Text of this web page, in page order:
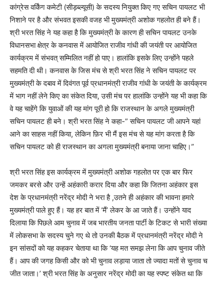
कांग्रेस वर्किंग कमेटी (सीड़ब्ल्यूसी) के सदस्य नियुक्त किए गए सचिन पायलट भी
निशाने पर है और संभवत इसकी वजह भी मुख्यमंत्री अशोक गहलोत ही बने हैं।
श्री भरत सिंह ने यह कहा है कि मुख्यमंत्री के कारण ही सचिन पायलट उनके
विधानसभा क्षेत्र के कनवास में आयोजित राजीव गांधी की जयंती पर आयोजित
कार्यक्रम में संभवत् सम्मिलित नहीं हो पाए। हालांकि इसके लिए उन्होंने पहले
सहमति दी थी। कनवास के जिस मंच से श्री भरत सिंह ने सचिन पायलट पर
मुख्यमंत्री के दबाव में दिवंगत पूर्व प्रधानमंत्री राजीव गांधी के जयंती के कार्यक्रम
में भाग नहीं लेने किए का संकेत दिया, उसी मंच पर हालांकि उन्होंने यह भी कहा कि
वे यह चाहेंगे कि युवाओं की यह मांग पूरी हो कि राजस्थान के अगले मुख्यमंत्री
सचिन पायलट ही बने। श्री भरत सिंह ने कहा-” सचिन पायलट जी आपने यहां
आने का साहस नहीं किया, लेकिन फ़िर भी मैं इस मंच से यह मांग करता है कि
सचिन पायलट को ही राजस्थान का अगला मुख्यमंत्री बनाया जाना चाहिए।”
श्री भरत सिंह इस कार्यक्रम में मुख्यमंत्री अशोक गहलोत पर एक बार फिर
जमकर बरसे और उन्हें अहंकारी करार दिया और कहा कि जितना अहंकार इस
देश के प्रधानमंत्री नरेंद्र मोदी ने भरा है ,उतने ही अहंकार की भावना हमारे
मुख्यमंत्री पाले हुए हैं। यह हर बात में ‘मैं’ लेकर के आ जाते हैं। उन्होंने याद
दिलाया कि पिछले आम चुनाव में जब भारतीय जनता पार्टी के टिकट से भारी संख्या
में लोकसभा के सदस्य चुने गए थे तो उनकी बैठक में प्रधानमंत्री नरेंद्र मोदी ने
इन सांसदों को यह कहकर चेताया था कि ‘यह मत समझ लेना कि आप चुनाव जीते
हैं। आप की जगह किसी और को भी चुनाव लड़ाया जाता तो ज्यादा मतों से चुनाव च
जीत जाता।’ श्री भरत सिंह के अनुसार नरेंद्र मोदी का यह स्पष्ट संकेत था कि